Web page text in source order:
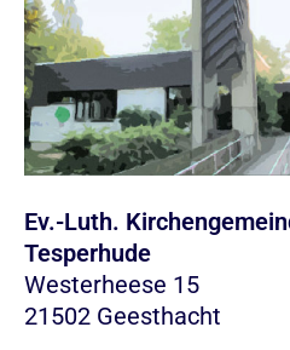
Ev.-Luth.
Tesperhude
Westerheese 15
21502 Geesthacht